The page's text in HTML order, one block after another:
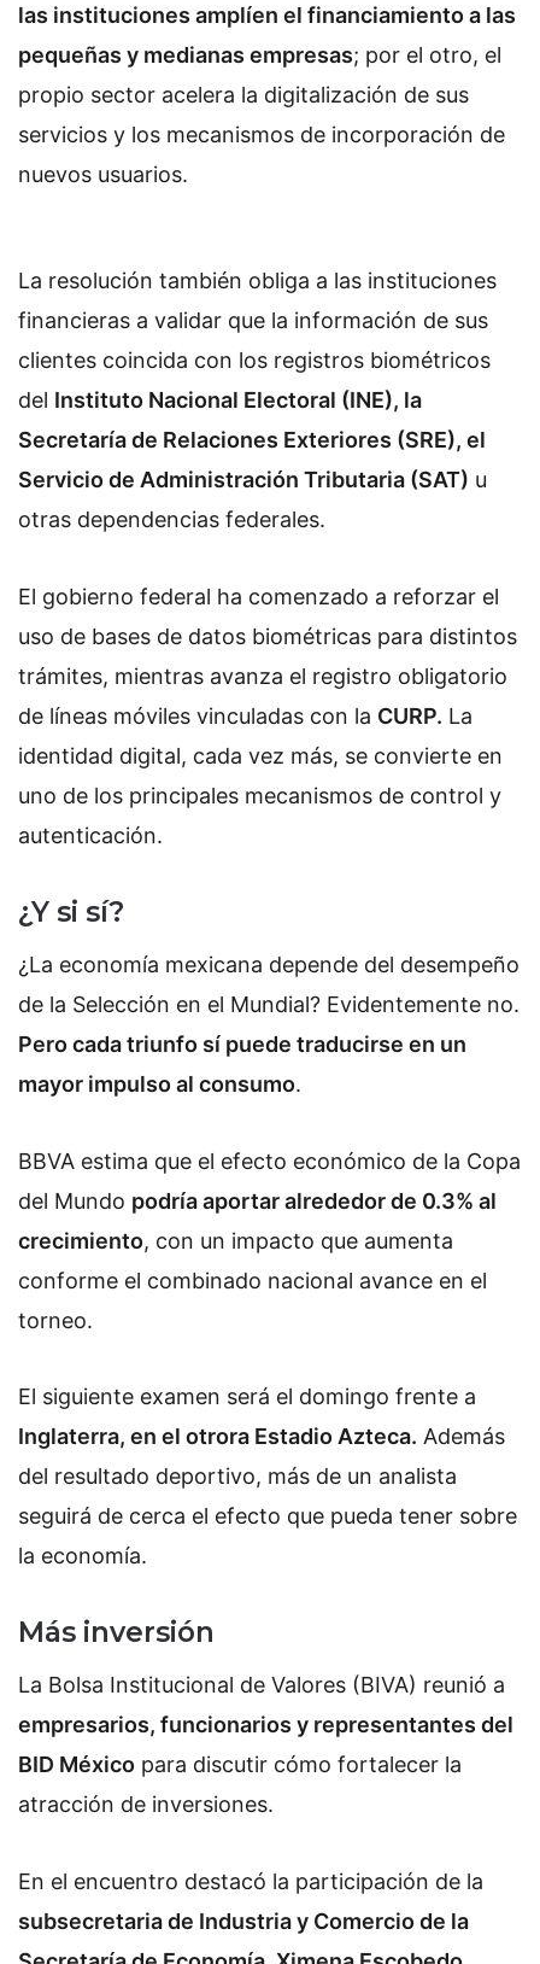
las instituciones amplíen el financiamiento a las
pequeñas y medianas empresas; por el otro, el
propio sector acelera la digitalización de sus
servicios y los mecanismos de incorporación de
nuevos usuarios.
La resolución también obliga a las instituciones
financieras a validar que la información de sus
clientes coincida con los registros biométricos
del Instituto Nacional Electoral (INE), la
Secretaría de Relaciones Exteriores (SRE), el
Servicio de Administración Tributaria (SAT) u
otras dependencias federales.
El gobierno federal ha comenzado a reforzar el
uso de bases de datos biométricas para distintos
trámites, mientras avanza el registro obligatorio
de líneas móviles vinculadas con la CURP. La
identidad digital, cada vez más, se convierte en
uno de los principales mecanismos de control y
autenticación.
¿Y si sí?
¿La economía mexicana depende del desempeño
de la Selección en el Mundial? Evidentemente no.
Pero cada triunfo sí puede traducirse en un
mayor impulso al consumo.
BBVA estima que el efecto económico de la Copa
del Mundo podría aportar alrededor de 0.3% al
crecimiento, con un impacto que aumenta
conforme el combinado nacional avance en el
torneo.
El siguiente examen será el domingo frente a
Inglaterra, en el otrora Estadio Azteca. Además
del resultado deportivo, más de un analista
seguirá de cerca el efecto que pueda tener sobre
la economía.
Más inversión
La Bolsa Institucional de Valores (BIVA) reunió a
empresarios, funcionarios y representantes del
BID México para discutir cómo fortalecer la
atracción de inversiones.
En el encuentro destacó la participación de la
subsecretaria de Industria y Comercio de la